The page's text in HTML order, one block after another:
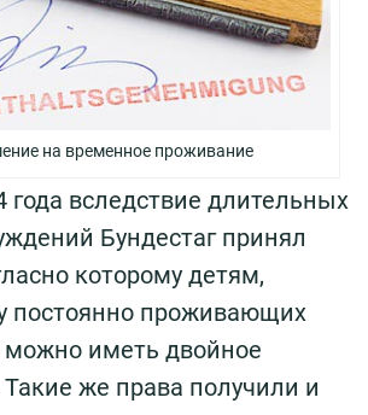
на временное проживание
года вследствие длительных
Бундестаг принял
которому детям,
постоянно проживающих
можно иметь двойное
же права получили и